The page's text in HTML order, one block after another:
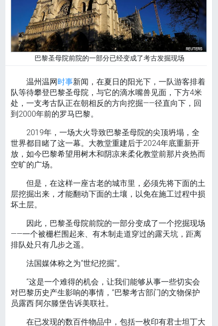
巴黎圣母院前院的一部分已经变成了考古发掘现场
温州温网 时事新闻，在夏日的阳光下，一队游客排着
队等待攀登巴黎圣母院，与它的滴水嘴兽见面，下方4米
处，一支考古队正在朝相反的方向挖掘——径直向下，回
到2000年前的罗马巴黎。
2019年，一场大火导致巴黎圣母院的尖顶坍塌，全
世界都目睹了这一幕。大教堂重建后于2024年底重新开
放，如今巴黎希望用树木和阴凉来柔化教堂前那片炎热而
空旷的广场。
但是，在这样一座古老的城市里，必须先将下面的土
层挖掘出来，才能翻动下面的土壤，以免在施工过程中损
坏土层。
因此，巴黎圣母院前院的一部分变成了一个挖掘现场
——一个被栅栏围起来、有木制走道穿过的露天坑，距离
排队处只有几步之遥。
法国媒体称之为“世纪挖掘”。
“这是一个难得的机会，让我们能够从事一些切实会
对巴黎历史产生影响的事情，”巴黎考古部门的文物保护
员露西·阿尔滕堡告诉美联社。
在已发现的数百件物品中，包括一枚印有君士坦丁大